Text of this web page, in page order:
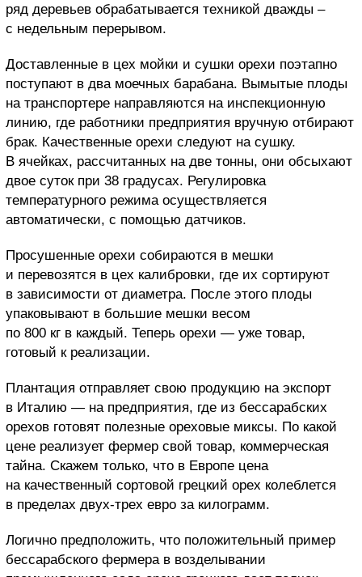
ряд деревьев обрабатывается техникой дважды –
с недельным перерывом.
Доставленные в цех мойки и сушки орехи поэтапно
поступают в два моечных барабана. Вымытые плоды
на транспортере направляются на инспекционную
линию, где работники предприятия вручную отбирают
брак. Качественные орехи следуют на сушку.
В ячейках, рассчитанных на две тонны, они обсыхают
двое суток при 38 градусах. Регулировка
температурного режима осуществляется
автоматически, с помощью датчиков.
Просушенные орехи собираются в мешки
и перевозятся в цех калибровки, где их сортируют
в зависимости от диаметра. После этого плоды
упаковывают в большие мешки весом
по 800 кг в каждый. Теперь орехи — уже товар,
готовый к реализации.
Плантация отправляет свою продукцию на экспорт
в Италию — на предприятия, где из бессарабских
орехов готовят полезные ореховые миксы. По какой
цене реализует фермер свой товар, коммерческая
тайна. Скажем только, что в Европе цена
на качественный сортовой грецкий орех колеблется
в пределах двух-трех евро за килограмм.
Логично предположить, что положительный пример
бессарабского фермера в возделывании